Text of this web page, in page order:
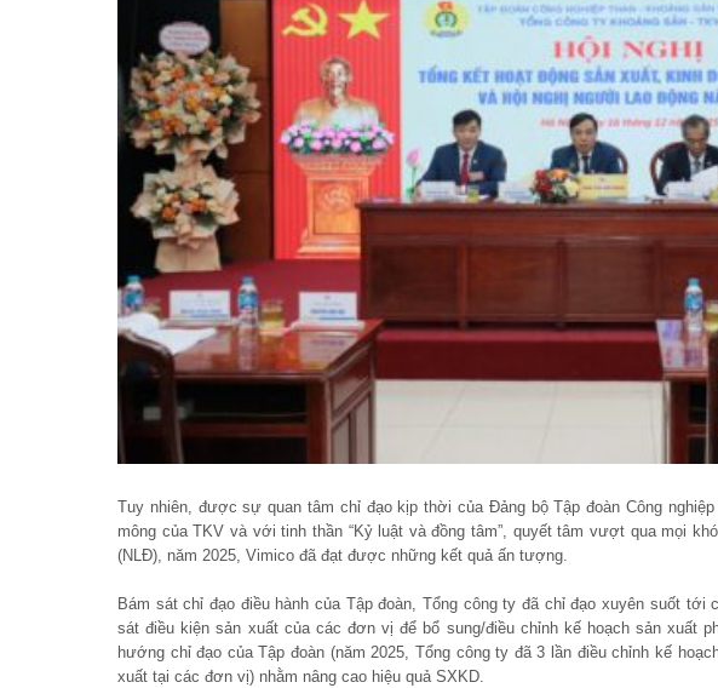
Tuy nhiên, được sự quan tâm chỉ đạo kịp thời của Đảng bộ Tập đoàn Công
mông của TKV và với tinh thần “Kỷ luật và đồng tâm”, quyết tâm vượt qua mọi
(NLĐ), năm 2025, Vimico đã đạt được những kết quả ấn tượng.
Bám sát chỉ đạo điều hành của Tập đoàn, Tổng công ty đã chỉ đạo xuyên suốt
sát điều kiện sản xuất của các đơn vị để bổ sung/điều chỉnh kế hoạch sản xuất
hướng chỉ đạo của Tập đoàn (năm 2025, Tổng công ty đã 3 lần điều chỉnh kế
xuất tại các đơn vị) nhằm nâng cao hiệu quả SXKD.